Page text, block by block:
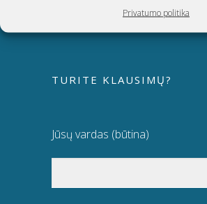
Privatumo politika
facebook.com/HotSpringLietuva/
TURITE KLAUSIMŲ?
Jūsų vardas (būtina)